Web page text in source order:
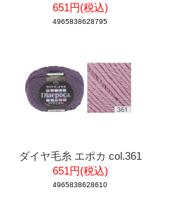
651円(税込)
4965838628795
ダイヤ毛糸 エポカ col.361
651円(税込)
4965838628610